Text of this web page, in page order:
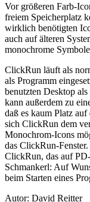
Vor größeren Farb-
freiem Speicherplatz
wirklich benötigten
auch auf älteren
monochrome
ClickRun läuft als
als Programm
benutzten Desktop
kann außerdem zu
daß es kaum Platz
sich ClickRun dem
Monochrom-Icons
das ClickRun-
ClickRun, das auf
Schmankerl: Auf
beim Starten eines
Autor: David Reitter